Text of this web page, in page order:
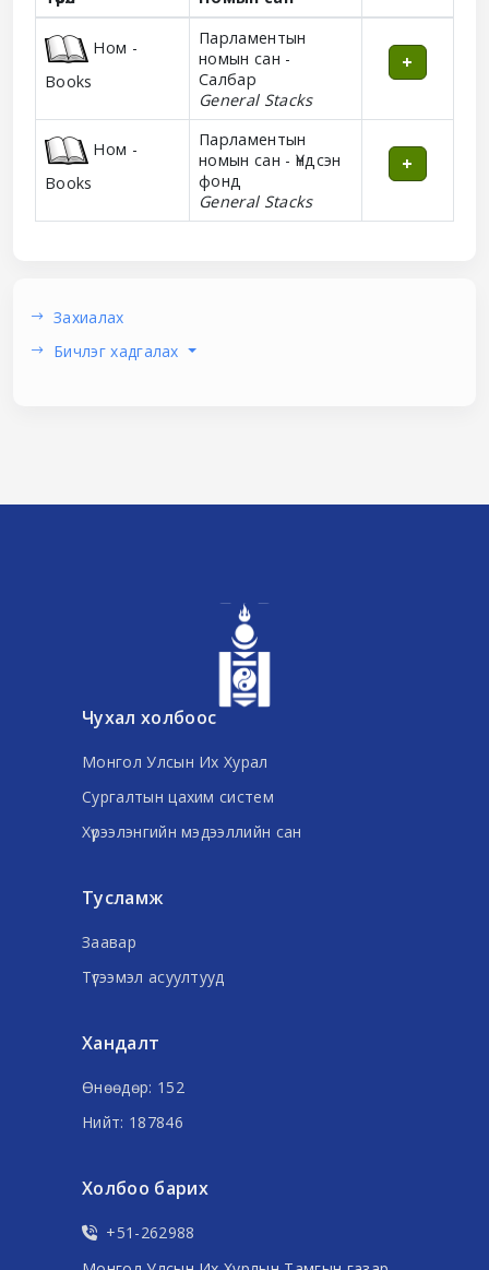
Ном -
Books
Парламентын
номын сан -
Салбар
General Stacks
Ном -
Books
Парламентын
номын сан - Үндсэн
фонд
General Stacks
Захиалах
Бичлэг хадгалах
Чухал холбоос
Монгол Улсын Их Хурал
Сургалтын цахим систем
Хүрээлэнгийн мэдээллийн сан
Тусламж
Заавар
Түгээмэл асуултууд
Хандалт
Өнөөдөр: 152
Нийт: 187846
Холбоо барих
+51-262988